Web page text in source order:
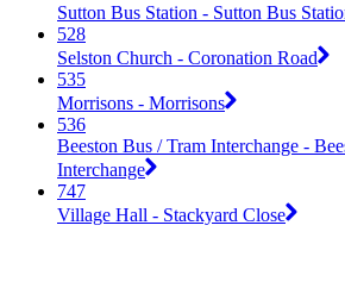
Sutton Bus Station - Sutton Bus
528
Selston Church - Coronation Road
535
Morrisons - Morrisons
536
Beeston Bus / Tram Interchange -
Interchange
747
Village Hall - Stackyard Close